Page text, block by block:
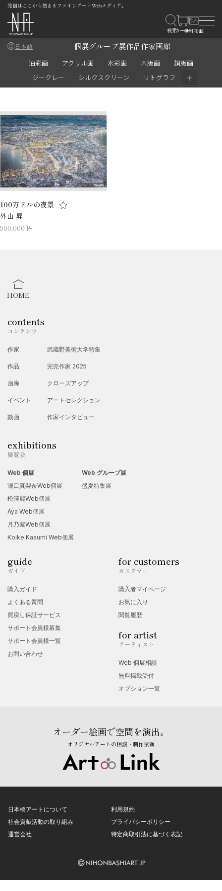
発信はここから始まるファインアートWebメディア。
日本語 個展グループ展作品作家画廊
油彩画 アクリル画 水彩画 木版画
銅版画
ジークレー
シルクスクリーン リトグラフ ＋
100万ドルの夜景
外山 昇
500,000 円
HOME
contents
コンテンツ
作家
作品
画廊
イベント
動画
武蔵野美術大学特集
完売作家 2025
クローズアップ
アートセレクション
作家インタビュー
exhibitions
展覧会
Web 個展
瀬口真梨奈Web個展
松澤麗Web個展
Aya Web個展
月乃紫Web個展
Koike Kasumi Web個展
Web グループ展
盛夏特集展
guide
ガイド
購入ガイド
よくある質問
買戻し保証サービス
サポート会員様募集
サポート会員様一覧
お問い合わせ
for customers
カスタマー
購入者マイページ
お気に入り
閲覧履歴
for artist
アーティスト
Web 個展相談
無料掲載受付
オプション一覧
オーダー絵画で空間を演出。
オリジナルアートの相談・制作依頼
日本橋アートについて
社会貢献活動の取り組み
運営会社
利用規約
プライバシーポリシー
特定商取引法に基づく表記